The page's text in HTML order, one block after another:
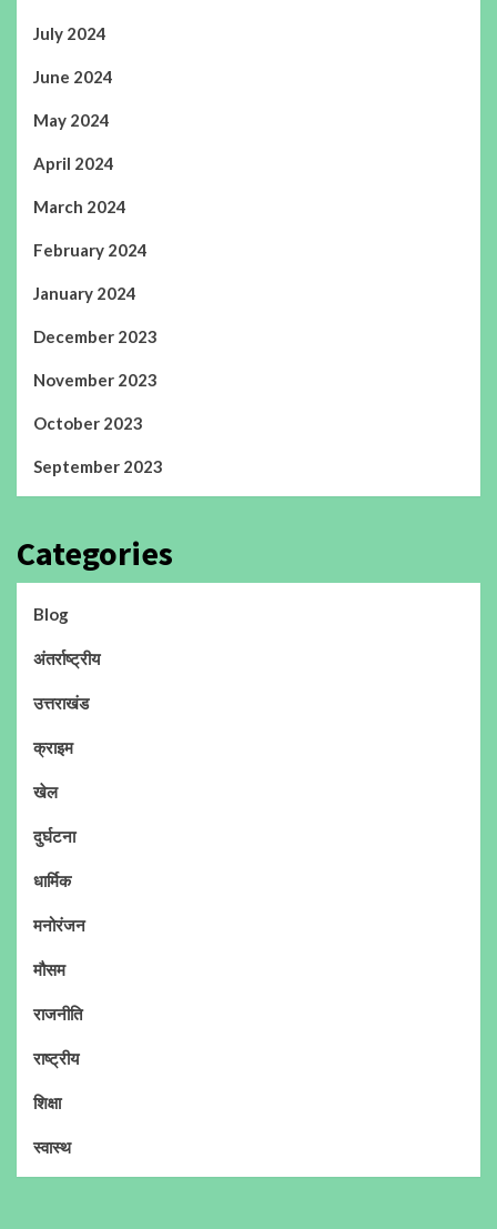
July 2024
June 2024
May 2024
April 2024
March 2024
February 2024
January 2024
December 2023
November 2023
October 2023
September 2023
Categories
Blog
अंतर्राष्ट्रीय
उत्तराखंड
क्राइम
खेल
दुर्घटना
धार्मिक
मनोरंजन
मौसम
राजनीति
राष्ट्रीय
शिक्षा
स्वास्थ